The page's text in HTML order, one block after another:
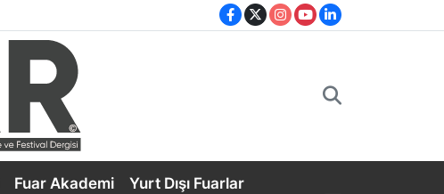
Fuar Akademi Yurt Dışı Fuarlar